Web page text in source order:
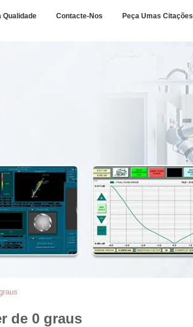
Qualidade Contacte-Nos Peça Umas Citações
de 0 graus